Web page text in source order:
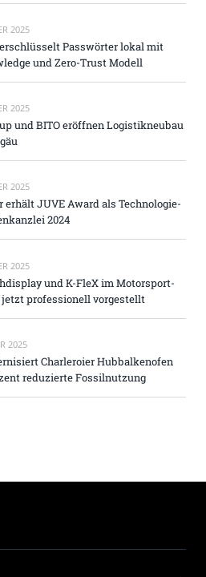
2025
Passwörter lokal mit
und Zero-Trust Modell
2025
und BITO eröffnen Logistikneubau
2025
erhält JUVE Award als Technologie-
2024
2025
und K-FleX im Motorsport-
professionell vorgestellt
2025
Charleroier Hubbalkenofen
reduzierte Fossilnutzung